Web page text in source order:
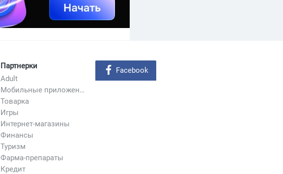
Партнерки
Adult
Мобильные приложения
Товарка
Игры
Интернет-магазины
Финансы
Туризм
Фарма-препараты
Кредит
Facebook